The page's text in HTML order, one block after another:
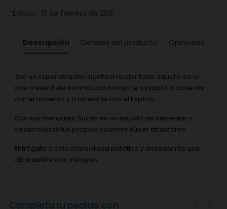
*Edición: 15 de febrero de 2021
Descripción Detalles del producto Opiniones
¡Ser un súper atractor significa recibir todo aquello en lo
que crees! Esta asombrosa baraja te ayudará a conectar
con el Universo y a alinearte con el Espíritu.
Con sus mensajes, fluirás en un estado de bienestar y
desarrollarás tus propios poderes súper atractores.
Entrégate a esta maravillosa práctica y descubrirás que
obra auténticos milagros.
Completa tu pedido con